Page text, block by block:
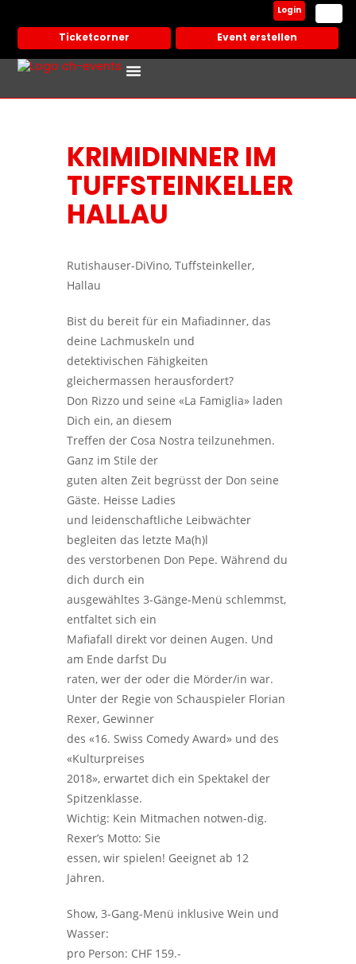
Ticketcorner Event erstellen
Login
KRIMIDINNER IM
TUFFSTEINKELLER
HALLAU
Rutishauser-DiVino, Tuffsteinkeller,
Hallau
Bist du bereit für ein Mafiadinner, das
deine Lachmuskeln und
detektivischen Fähigkeiten
gleichermassen herausfordert?
Don Rizzo und seine «La Famiglia» laden
Dich ein, an diesem
Treffen der Cosa Nostra teilzunehmen.
Ganz im Stile der
guten alten Zeit begrüsst der Don seine
Gäste. Heisse Ladies
und leidenschaftliche Leibwächter
begleiten das letzte Ma(h)l
des verstorbenen Don Pepe. Während du
dich durch ein
ausgewähltes 3-Gänge-Menü schlemmst,
entfaltet sich ein
Mafiafall direkt vor deinen Augen. Und
am Ende darfst Du
raten, wer der oder die Mörder/in war.
Unter der Regie von Schauspieler Florian
Rexer, Gewinner
des «16. Swiss Comedy Award» und des
«Kulturpreises
2018», erwartet dich ein Spektakel der
Spitzenklasse.
Wichtig: Kein Mitmachen notwen-dig.
Rexer’s Motto: Sie
essen, wir spielen! Geeignet ab 12
Jahren.
Show, 3-Gang-Menü inklusive Wein und
Wasser:
pro Person: CHF 159.-